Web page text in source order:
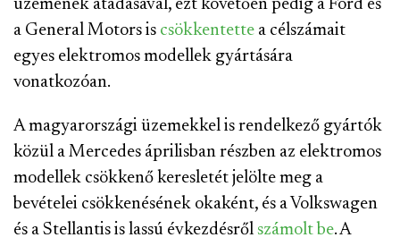
üzemének átadásával, ezt követően pedig a Ford és
a General Motors is csökkentette a célszámait
egyes elektromos modellek gyártására
vonatkozóan.
A magyarországi üzemekkel is rendelkező gyártók
közül a Mercedes áprilisban részben az elektromos
modellek csökkenő keresletét jelölte meg a
bevételei csökkenésének okaként, és a Volkswagen
és a Stellantis is lassú évkezdésről számolt be. A